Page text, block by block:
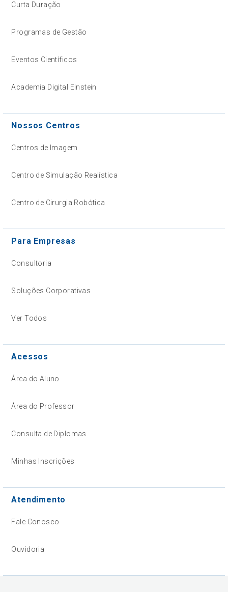
Curta Duração
Programas de Gestão
Eventos Científicos
Academia Digital Einstein
Nossos Centros
Centros de Imagem
Centro de Simulação Realística
Centro de Cirurgia Robótica
Para Empresas
Consultoria
Soluções Corporativas
Ver Todos
Acessos
Área do Aluno
Área do Professor
Consulta de Diplomas
Minhas Inscrições
Atendimento
Fale Conosco
Ouvidoria